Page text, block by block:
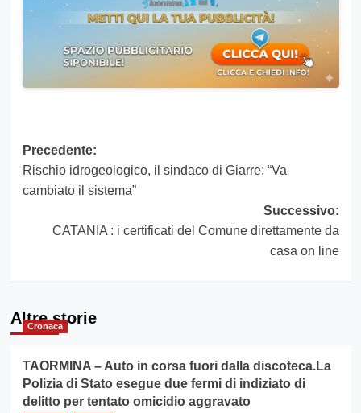
Navigazione
articolo
Precedente:
Rischio idrogeologico, il sindaco di Giarre: “Va
cambiato il sistema”
Successivo:
CATANIA : i certificati del Comune direttamente da
casa on line
Altre storie
Cronaca
TAORMINA – Auto in corsa fuori dalla discoteca.La
Polizia di Stato esegue due fermi di indiziato di
delitto per tentato omicidio aggravato